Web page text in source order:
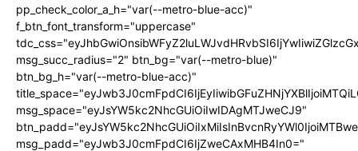
pp_check_color_a_h="var(--metro-blue-acc)"
f_btn_font_transform="uppercase"
msg_succ_radius="2" btn_bg="var(--metro-blue)"
btn_bg_h="var(--metro-blue-acc)"
msg_space="eyJsYW5kc2NhcGUiOiIwIDAgMTJweCJ9"
msg_padd="eyJwb3J0cmFpdCI6IjZweCAxMHB4In0="